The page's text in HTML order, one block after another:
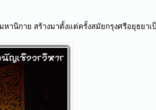
นิกาย สร้างมาตั้งแต่ครั้งสมัยกรุงศรีอยุธยาเ